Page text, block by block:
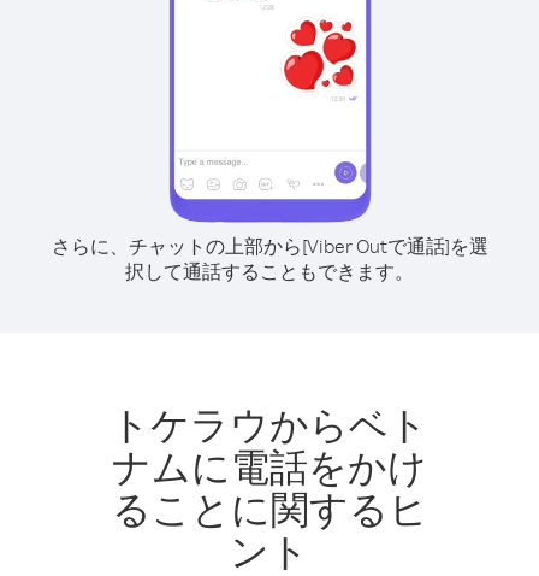
さらに、チャットの上部から[Viber Outで通話]を選
択して通話することもできます。
トケラウからベト
ナムに電話をかけ
ることに関するヒ
ント